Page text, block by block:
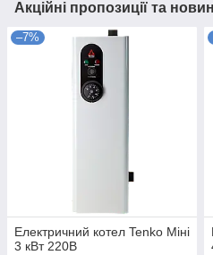
Акційні пропозиції та
–7%
Електричний котел Tenko Міні
3 кВт 220В